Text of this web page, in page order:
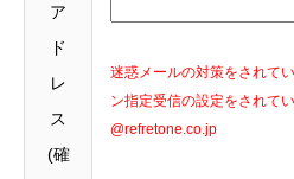
ア
ド
レ
ス
(確
迷惑メールの対策をされて
ン指定受信の設定をされて
@refretone.co.jp